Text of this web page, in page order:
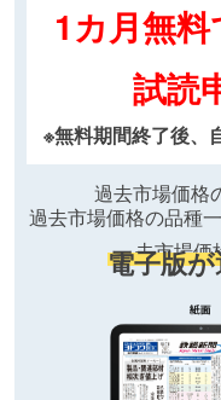
1カ月無料
試読
※無料期間終了後、
過去市場価格
過去市場価格の品種
去市場価
電子版